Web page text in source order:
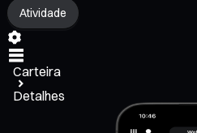
Atividade
Carteira
Detalhes